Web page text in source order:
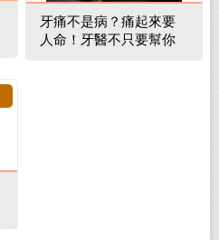
牙痛不是病？痛起來要
人命！牙醫不只要幫你